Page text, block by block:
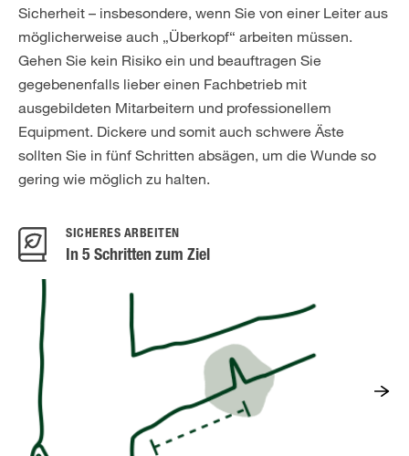
Sicherheit – insbesondere, wenn Sie von einer Leiter aus
möglicherweise auch „Überkopf“ arbeiten müssen.
Gehen Sie kein Risiko ein und beauftragen Sie
gegebenenfalls lieber einen Fachbetrieb mit
ausgebildeten Mitarbeitern und professionellem
Equipment. Dickere und somit auch schwere Äste
sollten Sie in fünf Schritten absägen, um die Wunde so
gering wie möglich zu halten.
SICHERES ARBEITEN
In 5 Schritten zum Ziel